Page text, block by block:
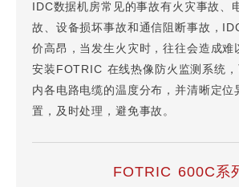
IDC数据机房常见的事故有火灾事故、
故、设备损坏事故和通信阻断事故，
价高昂，当发生火灾时，往往会造成难
安装FOTRIC 在线热像防火监测系统
内各电路电缆的温度分布，并清晰定位
置，及时处理，避免事故。
FOTRIC 600C系